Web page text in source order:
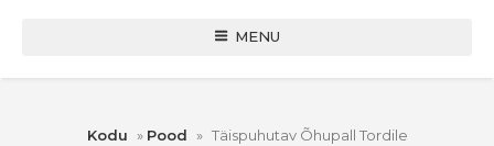
MENU
Kodu » Pood » Täispuhutav Õhupall Tordile